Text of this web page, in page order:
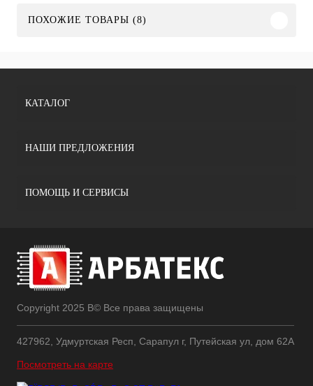
ПОХОЖИЕ ТОВАРЫ (8)
КАТАЛОГ
НАШИ ПРЕДЛОЖЕНИЯ
ПОМОЩЬ И СЕРВИСЫ
Copyright 2025 В© Все права защищены
427962, Удмуртская Респ, Сарапул г, Путейская ул, дом 62А
Посмотреть на карте